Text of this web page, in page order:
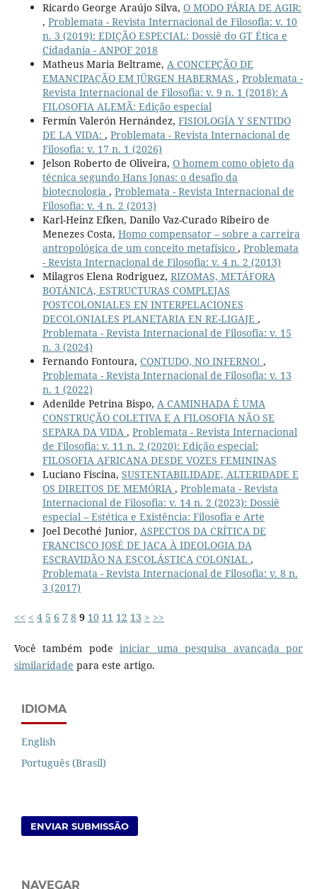
Ricardo George Araújo Silva, O MODO PÁRIA DE AGIR:
, Problemata - Revista Internacional de Filosofia: v. 10
n. 3 (2019): EDIÇÃO ESPECIAL: Dossiê do GT Ética e
Cidadania - ANPOF 2018
Matheus Maria Beltrame, A CONCEPÇÃO DE
EMANCIPAÇÃO EM JÜRGEN HABERMAS , Problemata -
Revista Internacional de Filosofia: v. 9 n. 1 (2018): A
FILOSOFIA ALEMÃ: Edição especial
Fermín Valerón Hernández, FISIOLOGÍA Y SENTIDO
DE LA VIDA: , Problemata - Revista Internacional de
Filosofia: v. 17 n. 1 (2026)
Jelson Roberto de Oliveira, O homem como objeto da
técnica segundo Hans Jonas: o desafio da
biotecnologia , Problemata - Revista Internacional de
Filosofia: v. 4 n. 2 (2013)
Karl-Heinz Efken, Danilo Vaz-Curado Ribeiro de
Menezes Costa, Homo compensator – sobre a carreira
antropológica de um conceito metafísico , Problemata
- Revista Internacional de Filosofia: v. 4 n. 2 (2013)
Milagros Elena Rodriguez, RIZOMAS, METÁFORA
BOTÁNICA, ESTRUCTURAS COMPLEJAS
POSTCOLONIALES EN INTERPELACIONES
DECOLONIALES PLANETARIA EN RE-LIGAJE ,
Problemata - Revista Internacional de Filosofia: v. 15
n. 3 (2024)
Fernando Fontoura, CONTUDO, NO INFERNO! ,
Problemata - Revista Internacional de Filosofia: v. 13
n. 1 (2022)
Adenilde Petrina Bispo, A CAMINHADA É UMA
CONSTRUÇÃO COLETIVA E A FILOSOFIA NÃO SE
SEPARA DA VIDA , Problemata - Revista Internacional
de Filosofia: v. 11 n. 2 (2020): Edição especial:
FILOSOFIA AFRICANA DESDE VOZES FEMININAS
Luciano Fiscina, SUSTENTABILIDADE, ALTERIDADE E
OS DIREITOS DE MEMÓRIA , Problemata - Revista
Internacional de Filosofia: v. 14 n. 2 (2023): Dossiê
especial – Estética e Existência: Filosofia e Arte
Joel Decothé Junior, ASPECTOS DA CRÍTICA DE
FRANCISCO JOSÉ DE JACA À IDEOLOGIA DA
ESCRAVIDÃO NA ESCOLÁSTICA COLONIAL ,
Problemata - Revista Internacional de Filosofia: v. 8 n.
3 (2017)
<< < 4 5 6 7 8 9 10 11 12 13 > >>
Você também podeiniciar uma pesquisa avançada por
similaridade para este artigo.
IDIOMA
English
Português (Brasil)
ENVIAR SUBMISSÃO
NAVEGAR